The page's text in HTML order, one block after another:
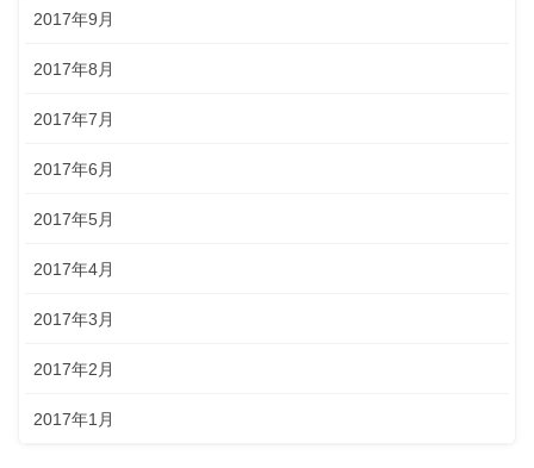
2017年9月
2017年8月
2017年7月
2017年6月
2017年5月
2017年4月
2017年3月
2017年2月
2017年1月